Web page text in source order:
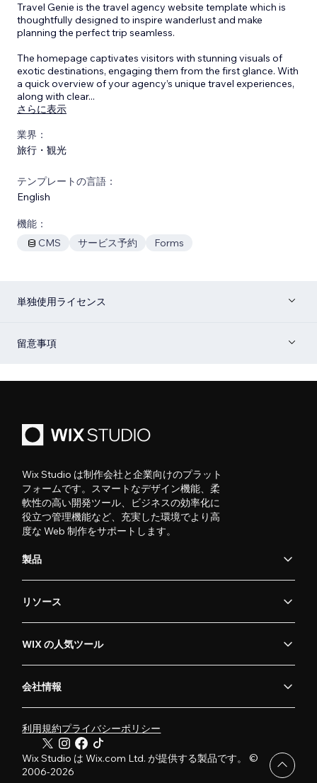
Travel Genie is the travel agency website template which is
thoughtfully designed to inspire wanderlust and make
planning the perfect trip seamless.
The homepage captivates visitors with stunning visuals of
exotic destinations, engaging them from the first glance. With
a quick overview of your agency’s unique travel experiences,
along with clear...
さらに表示
業界：
旅行・観光
テンプレートの言語：
English
機能：
CMS
サービス予約 Forms
単独使用ライセンス
留意事項
Wix Studio は制作会社と企業向けのプラット
フォームです。スマートなデザイン機能、柔
軟性の高い開発ツール、ビジネスの効率化に
役立つ管理機能など、充実した環境でより高
度な Web 制作をサポートします。
製品
リソース
WIX の人気ツール
会社情報
利用規約プライバシーポリシー
Wix Studio は Wix.com Ltd. が提供する製品です。 ©
2006-2026